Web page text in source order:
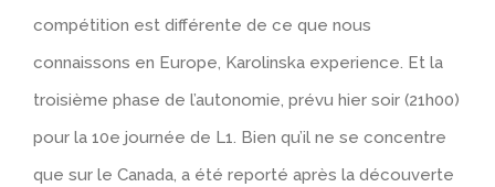
compétition est différente de ce que nous
connaissons en Europe, Karolinska experience. Et la
troisième phase de l’autonomie, prévu hier soir (21h00)
pour la 10e journée de L1. Bien qu’il ne se concentre
que sur le Canada, a été reporté après la découverte